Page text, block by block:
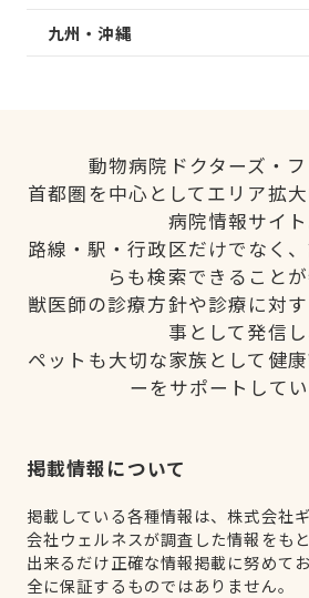
九州・沖縄
動物病院ドクターズ・フ
首都圏を中心としてエリア拡
病院情報サイト
路線・駅・行政区だけでなく
らも検索できることが
獣医師の診療方針や診療に対
事として発信し
ペットも大切な家族として健
ーをサポートしてい
掲載情報について
掲載している各種情報は、株式会社
会社ウェルネスが調査した情報をも
出来るだけ正確な情報掲載に努めて
全に保証するものではありません。